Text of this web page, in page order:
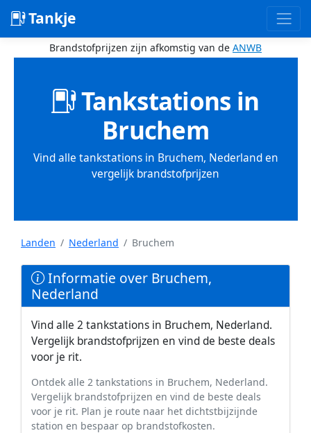
Tankje
Brandstofprijzen zijn afkomstig van de ANWB
Tankstations in
Bruchem
Vind alle tankstations in Bruchem, Nederland en
vergelijk brandstofprijzen
Landen Nederland Bruchem
Informatie over Bruchem,
Nederland
Vind alle 2 tankstations in Bruchem, Nederland.
Vergelijk brandstofprijzen en vind de beste deals
voor je rit.
Ontdek alle 2 tankstations in Bruchem, Nederland.
Vergelijk brandstofprijzen en vind de beste deals
voor je rit. Plan je route naar het dichtstbijzijnde
station en bespaar op brandstofkosten.